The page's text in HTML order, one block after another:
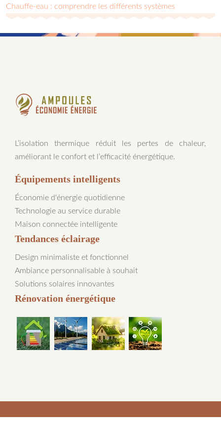
Chauffe-eau : comprendre les différents systèmes
L’isolation thermique réduit les pertes de chaleur,
améliorant le confort et l’efficacité énergétique.
Équipements intelligents
Économie d'énergie quotidienne
Technologie au service durable
Maison connectée intelligente
Tendances éclairage
Design minimaliste et fonctionnel
Ambiance personnalisable à souhait
Solutions solaires innovantes
Rénovation énergétique